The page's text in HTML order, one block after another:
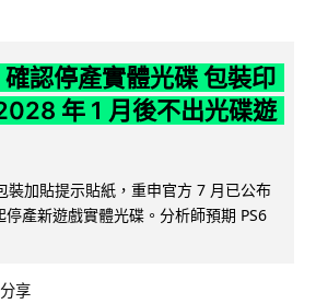
認停產實體光碟 包裝印
年 1 月後不出光碟遊
裝加貼提示貼紙，重申官方 7 月已公布
產新遊戲實體光碟。分析師預期 PS6
分享